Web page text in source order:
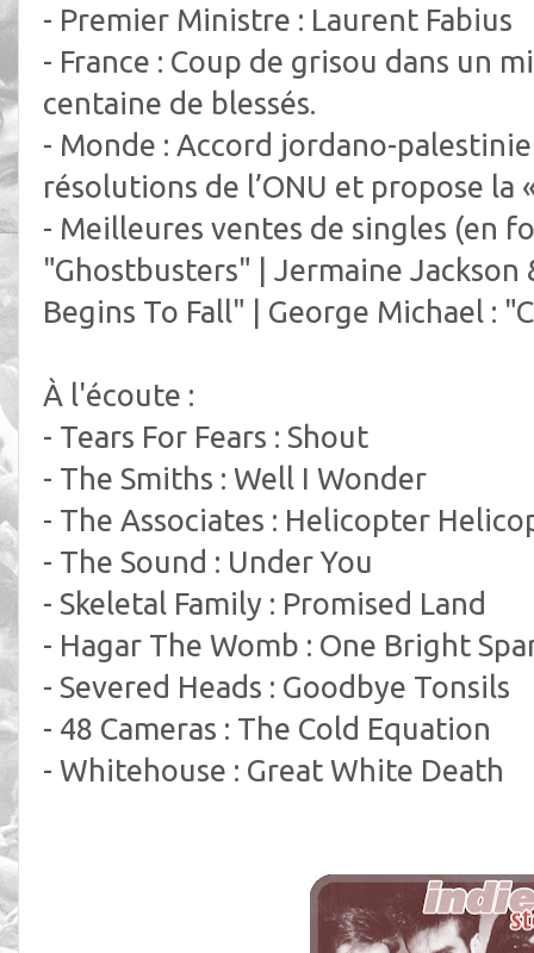
- Premier Ministre : Laurent Fabius
- France : Coup de grisou dans un
centaine de blessés.
- Monde : Accord jordano-
résolutions de l’ONU et propose la
- Meilleures ventes de singles (en
"Ghostbusters" | Jermaine Jackson
Begins To Fall" | George Michael :
À l'écoute :
- Tears For Fears : Shout
- The Smiths : Well I Wonder
- The Associates : Helicopter
- The Sound : Under You
- Skeletal Family : Promised Land
- Hagar The Womb : One Bright
- Severed Heads : Goodbye Tonsils
- 48 Cameras : The Cold Equation
- Whitehouse : Great White Death